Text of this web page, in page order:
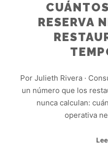
RESERVA
Por Julieth Rivera ·
un número que los
nunca calculan:
operativa